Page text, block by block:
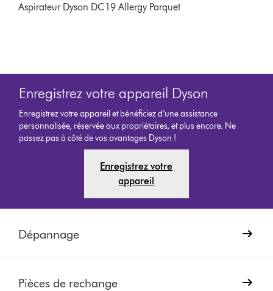
Aspirateur Dyson DC19 Allergy Parquet
Enregistrez votre appareil Dyson
Enregistrez votre appareil et bénéficiez d’une assistance
personnalisée, réservée aux propriétaires, et plus encore. Ne
passez pas à côté de vos avantages Dyson !
Enregistrez votre
appareil
Dépannage
Pièces de rechange